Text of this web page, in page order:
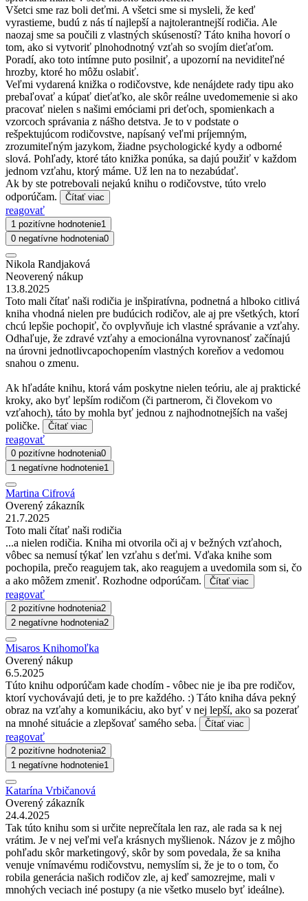
Všetci sme raz boli deťmi. A všetci sme si mysleli, že keď
vyrastieme, budú z nás tí najlepší a najtolerantnejší rodičia. Ale
naozaj sme sa poučili z vlastných skúseností? Táto kniha hovorí o
tom, ako si vytvoriť plnohodnotný vzťah so svojím dieťaťom.
Poradí, ako toto intímne puto posilniť, a upozorní na neviditeľné
hrozby, ktoré ho môžu oslabiť.
Veľmi vydarená knižka o rodičovstve, kde nenájdete rady tipu ako
prebaľovať a kúpať dieťaťko, ale skôr reálne uvedomemenie si ako
pracovať nielen s našimi emóciami pri deťoch, spomienkach a
vzorcoch správania z nášho detstva. Je to v podstate o
rešpektujúcom rodičovstve, napísaný veľmi príjemným,
zrozumiteľným jazykom, žiadne psychologické kydy a odborné
slová. Pohľady, ktoré táto knižka ponúka, sa dajú použiť v každom
jednom vzťahu, ktorý máme. Už len na to nezabúdať.
Ak by ste potrebovali nejakú knihu o rodičovstve, túto vrelo
odporúčam.
Čítať viac
reagovať
1 pozitívne hodnotenie1
0 negatívne hodnotenia0
Nikola Randjaková
Neoverený nákup
13.8.2025
Toto mali čítať naši rodičia je inšpiratívna, podnetná a hlboko citlivá
kniha vhodná nielen pre budúcich rodičov, ale aj pre všetkých, ktorí
chcú lepšie pochopiť, čo ovplyvňuje ich vlastné správanie a vzťahy.
Odhaľuje, že zdravé vzťahy a emocionálna vyrovnanosť začínajú
na úrovni jednotlivcapochopením vlastných koreňov a vedomou
snahou o zmenu.
Ak hľadáte knihu, ktorá vám poskytne nielen teóriu, ale aj praktické
kroky, ako byť lepším rodičom (či partnerom, či človekom vo
vzťahoch), táto by mohla byť jednou z najhodnotnejších na vašej
poličke.
Čítať viac
reagovať
0 pozitívne hodnotenia0
1 negatívne hodnotenie1
Martina Cifrová
Overený zákazník
21.7.2025
Toto mali čítať naši rodičia
...a nielen rodičia. Kniha mi otvorila oči aj v bežných vzťahoch,
vôbec sa nemusí týkať len vzťahu s deťmi. Vďaka knihe som
pochopila, prečo reagujem tak, ako reagujem a uvedomila som si, čo
a ako môžem zmeniť. Rozhodne odporúčam.
Čítať viac
reagovať
2 pozitívne hodnotenia2
2 negatívne hodnotenia2
Misaros Knihomoľka
Overený nákup
6.5.2025
Túto knihu odporúčam kade chodím - vôbec nie je iba pre rodičov,
ktorí vychovávajú deti, je to pre každého. :) Táto kniha dáva pekný
obraz na vzťahy a komunikáciu, ako byť v nej lepší, ako sa pozerať
na mnohé situácie a zlepšovať samého seba.
Čítať viac
reagovať
2 pozitívne hodnotenia2
1 negatívne hodnotenie1
Katarína Vrbičanová
Overený zákazník
24.4.2025
Tak túto knihu som si určite neprečítala len raz, ale rada sa k nej
vrátim. Je v nej veľmi veľa krásnych myšlienok. Názov je z môjho
pohľadu skôr marketingový, skôr by som povedala, že sa kniha
venuje vnímavému rodičovstvu, nemyslím si, že je to o tom, čo
robila generácia našich rodičov zle, aj keď samozrejme, mali v
mnohých veciach iné postupy (a nie všetko muselo byť ideálne).